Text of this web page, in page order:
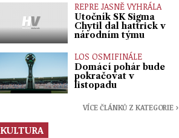
REPRE JASNĚ VYHRÁLA
Útočník SK Sigma
Chytil dal hattrick v
národním týmu
LOS OSMIFINÁLE
Domácí pohár bude
pokračovat v
listopadu
VÍCE ČLÁNKŮ Z KATEGORIE ›
KULTURA